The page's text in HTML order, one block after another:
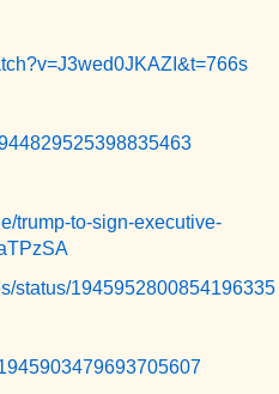
trump-to-sign-executive-
status/1945952800854196335